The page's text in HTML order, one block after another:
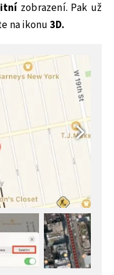
zobrazení. Pak už
na ikonu 3D.